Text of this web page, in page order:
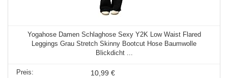
Yogahose Damen Schlaghose Sexy Y2K Low Waist Flared
Leggings Grau Stretch Skinny Bootcut Hose Baumwolle
Blickdicht ...
10,99 €